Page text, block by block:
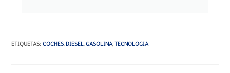
ETIQUETAS:COCHES, DIESEL, GASOLINA, TECNOLOGÍA